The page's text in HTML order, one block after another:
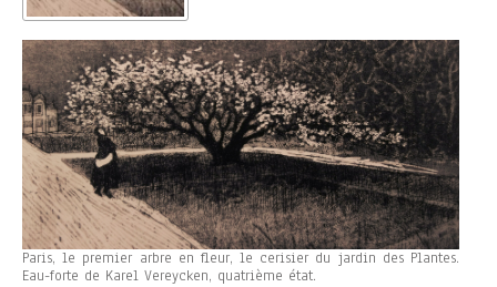
Paris, le premier arbre en fleur, le cerisier du jardin des Plantes.
Eau-forte de Karel Vereycken, quatrième état.